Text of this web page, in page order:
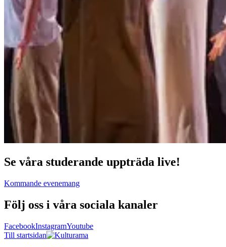
Se våra studerande uppträda live!
Kommande evenemang
Följ oss i våra sociala kanaler
FacebookInstagramYoutube
Till startsidan